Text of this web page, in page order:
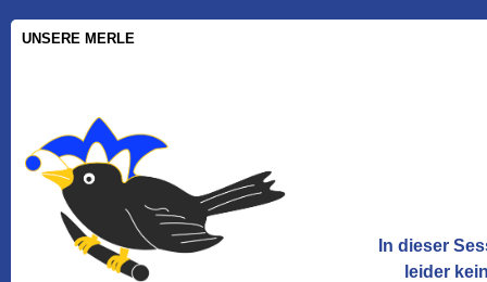
In dieser
leider
UNSERE MERLE